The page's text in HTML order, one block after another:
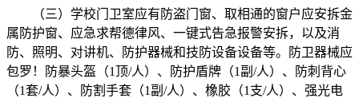
（三）学校门卫室应有防盗门窗、取相通的窗户应安拆金
属防护窗、应急求帮德律风、一键式告急报警安拆，以及消
防、照明、对讲机、防护器械和技防设备设备等。防卫器械应
包罗！防暴头盔（1顶/人）、防护盾牌（1副/人）、防刺背心
（1套/人）、防割手套（1副/人）、橡胶（1支/人）、强光电